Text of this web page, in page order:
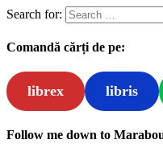
Search for:
Comandă cărți de pe:
librex libris
Follow me down to